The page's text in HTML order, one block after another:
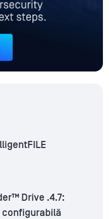
Drive .4.7:
configurabilă